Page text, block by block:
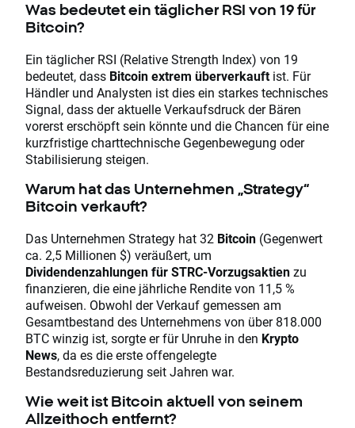
Was bedeutet ein täglicher RSI von 19 für
Bitcoin?
Ein täglicher RSI (Relative Strength Index) von 19
bedeutet, dass Bitcoin extrem überverkauftist. Für
Händler und Analysten ist dies ein starkes technisches
Signal, dass der aktuelle Verkaufsdruck der Bären
vorerst erschöpft sein könnte und die Chancen für eine
kurzfristige charttechnische Gegenbewegung oder
Stabilisierung steigen.
Warum hat das Unternehmen „Strategy“
Bitcoin verkauft?
Das Unternehmen Strategy hat 32 Bitcoin (Gegenwert
ca. 2,5 Millionen $) veräußert, um
Dividendenzahlungen für STRC-Vorzugsaktienzu
finanzieren, die eine jährliche Rendite von 11,5 %
aufweisen. Obwohl der Verkauf gemessen am
Gesamtbestand des Unternehmens von über 818.000
BTC winzig ist, sorgte er für Unruhe in den Krypto
News, da es die erste offengelegte
Bestandsreduzierung seit Jahren war.
Wie weit ist Bitcoin aktuell von seinem
Allzeithoch entfernt?